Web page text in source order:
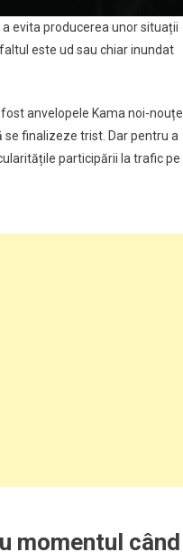
evita producerea unor situații
este ud sau chiar inundat
anvelopele Kama noi-nouțe
se finalizeze trist. Dar pentru a
participării la trafic pe
momentul când